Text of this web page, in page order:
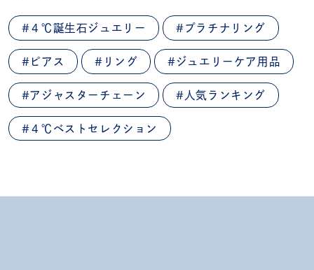
#４℃誕生石ジュエリー #プラチナリング
#ピアス #リング #ジュエリーケア用品
#アジャスターチェーン #人気ランキング
#４℃ベストセレクション